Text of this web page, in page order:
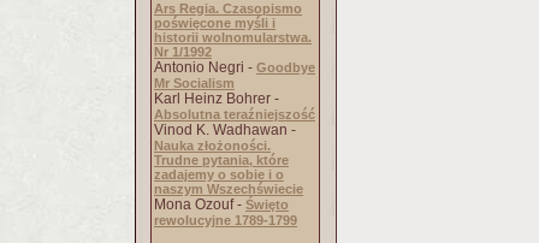
Ars Regia. Czasopismo
poświęcone myśli i
historii wolnomularstwa.
Nr 1/1992
Antonio Negri - Goodbye
Mr Socialism
Karl Heinz Bohrer -
Absolutna teraźniejszość
Vinod K. Wadhawan -
Nauka złożoności.
Trudne pytania, które
zadajemy o sobie i o
naszym Wszechświecie
Mona Ozouf - Święto
rewolucyjne 1789-1799